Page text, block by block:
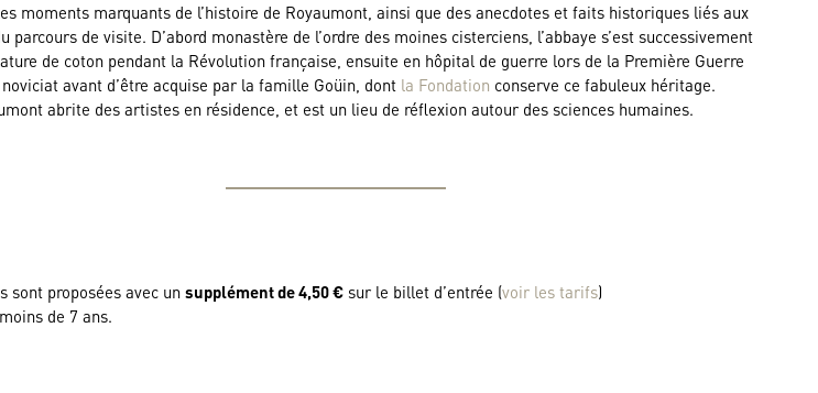
moments marquants de l’histoire de Royaumont, ainsi que des anecdotes et faits historiques liés aux
parcours de visite. D’abord monastère de l’ordre des moines cisterciens, l’abbaye s’est successivement
de coton pendant la Révolution française, ensuite en hôpital de guerre lors de la Première Guerre
avant d’être acquise par la famille Goüin, dont la Fondation conserve ce fabuleux héritage.
abrite des artistes en résidence, et est un lieu de réflexion autour des sciences humaines.
sont proposées avec unsupplément de 4,50 € sur le billet d’entrée (voir les tarifs)
de 7 ans.